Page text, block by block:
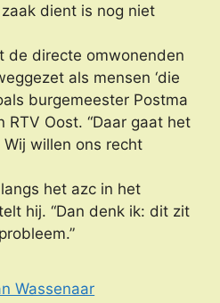
dient is nog niet
de directe omwonenden
als mensen ‘die
burgemeester Postma
RTV Oost. “Daar gaat het
willen ons recht
het azc in het
hij. “Dan denk ik: dit zit
Wassenaar